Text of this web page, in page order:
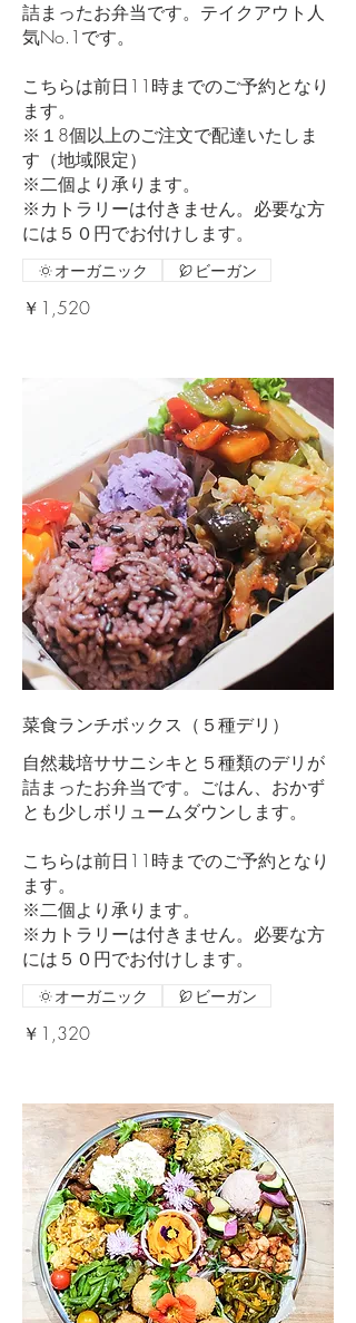
詰まったお弁当です。テイクアウト人
気No.1です。
こちらは前日11時までのご予約となり
ます。
※１8個以上のご注文で配達いたしま
す（地域限定）
※二個より承ります。
※カトラリーは付きません。必要な方
には５０円でお付けします。
￥1,520
オーガニック ビーガン
菜食ランチボックス（５種デリ）
自然栽培ササニシキと５種類のデリが
詰まったお弁当です。ごはん、おかず
とも少しボリュームダウンします。
こちらは前日11時までのご予約となり
ます。
※二個より承ります。
※カトラリーは付きません。必要な方
￥1,320
オーガニック ビーガン